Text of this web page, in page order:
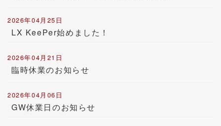
2026年04月25日
LX KeePer始めました！
2026年04月21日
臨時休業のお知らせ
2026年04月06日
GW休業日のお知らせ